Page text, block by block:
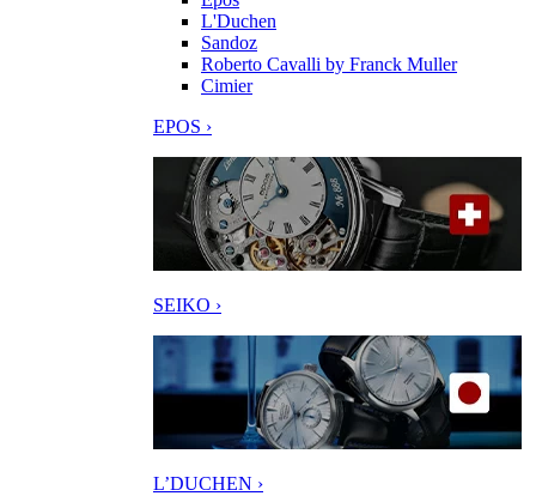
L'Duchen
Sandoz
Roberto Cavalli by Franck Muller
Cimier
EPOS ›
SEIKO ›
L’DUCHEN ›